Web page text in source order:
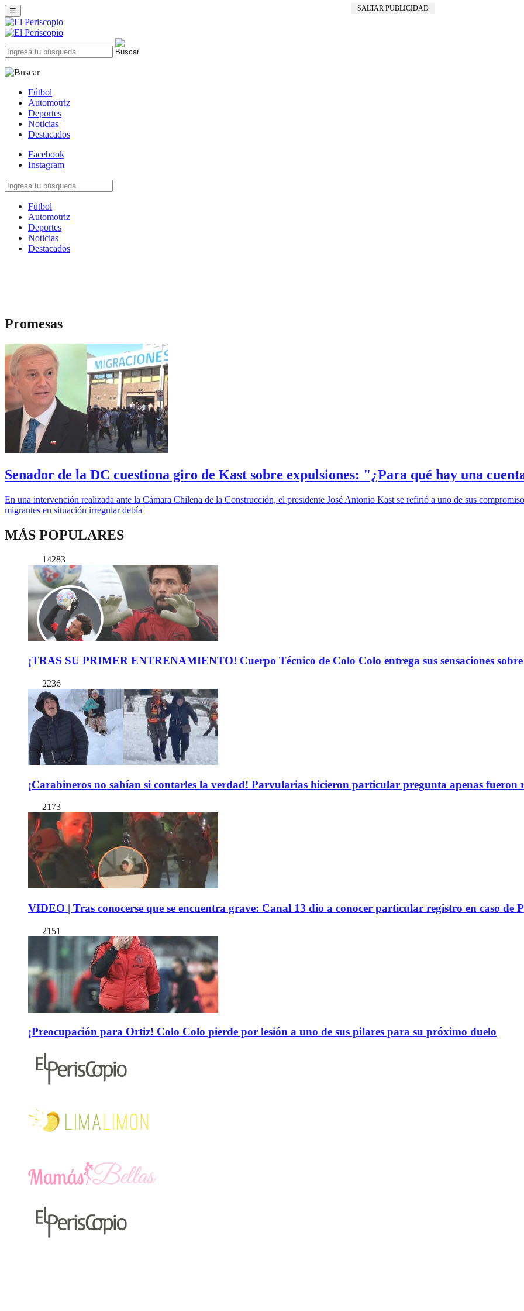
SALTAR PUBLICIDAD
☰
Fútbol
Automotriz
Deportes
Noticias
Destacados
Facebook
Instagram
Fútbol
Automotriz
Deportes
Noticias
Destacados
Promesas
Senador de la DC cuestiona giro de Kast sobre expulsiones: "¿Para qué hay una
En una intervención realizada ante la Cámara Chilena de la Construcción, el presidente José Antonio Kast se refirió a uno de sus
migrantes en situación irregular debía
MÁS POPULARES
14283
¡TRAS SU PRIMER ENTRENAMIENTO! Cuerpo Técnico de Colo Colo entrega sus sensaciones
2236
¡Carabineros no sabían si contarles la verdad! Parvularias hicieron particular pregunta apenas fueron
2173
VIDEO | Tras conocerse que se encuentra grave: Canal 13 dio a conocer particular registro en caso de
2151
¡Preocupación para Ortiz! Colo Colo pierde por lesión a uno de sus pilares para su próximo duelo